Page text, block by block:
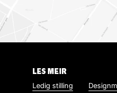
LES MEIR
Ledig stilling